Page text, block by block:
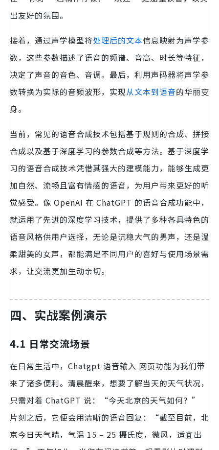
出友好的氛围。
接着，通过声学模型将处理后的文本信息映射为声学参
数，这些参数描述了语音的频谱、音高、时长等特征，
决定了声音的音色、音调。最后，利用声码器将声学参
数转换为实际的音频波形，实现从文本到语音的华丽变
身。
当前，常见的语音合成技术包括基于规则的合成、拼接
合成以及基于深度学习的参数合成等方法。基于深度学
习的语音合成技术凭借其强大的建模能力，能够生成更
加自然、流畅且富有情感的语音，为用户带来更好的听
觉感受。像 OpenAI 在 ChatGPT 的语音合成功能中，
就运用了先进的深度学习技术，提供了多种各具特色的
语音风格供用户选择，无论是沉稳大气的男声，还是温
柔甜美的女声，都能满足不同用户的喜好与使用场景需
求，让交流更加生动亲切。
四、实战案例演示
4.1 日常交流场景
在日常生活中，Chatgpt 语音输入 网页功能为我们带
来了诸多便利。清晨醒来，想要了解当天的天气状况，
只需对着 ChatGPT 说：“今天北京的天气如何？”
片刻之后，它便会用清晰的语音回复：“截至目前，北
京今日天气晴，气温 15 – 25 摄氏度，微风，适宜出